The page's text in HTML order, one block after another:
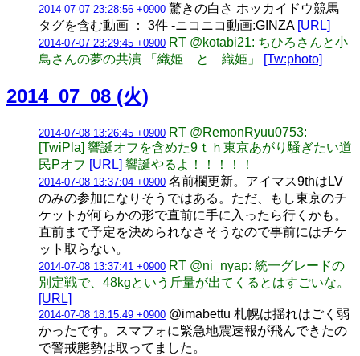
2014-07-07 23:28:56 +0900 驚きの白さ ホッカイドウ競馬
タグを含む動画 ： 3件 -ニコニコ動画:GINZA [URL]
2014-07-07 23:29:45 +0900 RT @kotabi21: ちひろさんと小
鳥さんの夢の共演 「織姫 と 織姫」
[Tw:photo]
2014_07_08 (火)
2014-07-08 13:26:45 +0900 RT @RemonRyuu0753:
[TwiPla] 響誕オフを含めた9ｔｈ東京あがり騒ぎたい道
民Pオフ [URL] 響誕やるよ！！！！！
2014-07-08 13:37:04 +0900 名前欄更新。アイマス9thはLV
のみの参加になりそうではある。ただ、もし東京のチ
ケットが何らかの形で直前に手に入ったら行くかも。
直前まで予定を決められなさそうなので事前にはチケ
ット取らない。
2014-07-08 13:37:41 +0900 RT @ni_nyap: 統一グレードの
別定戦で、48kgという斤量が出てくるとはすごいな。
[URL]
2014-07-08 18:15:49 +0900 @imabettu 札幌は揺れはごく弱
かったです。スマフォに緊急地震速報が飛んできたの
で警戒態勢は取ってました。